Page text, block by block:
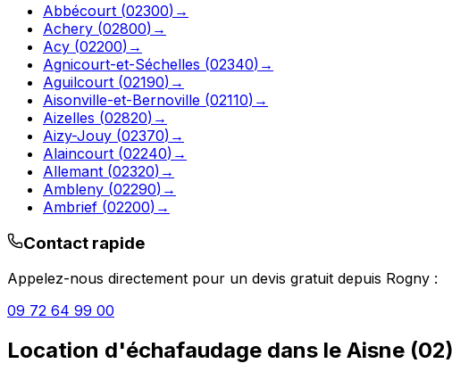
Abbécourt (02300) →
Achery (02800) →
Acy (02200) →
Agnicourt-et-Séchelles (02340) →
Aguilcourt (02190) →
Aisonville-et-Bernoville (02110) →
Aizelles (02820) →
Aizy-Jouy (02370) →
Alaincourt (02240) →
Allemant (02320) →
Ambleny (02290) →
Ambrief (02200) →
Contact rapide
Appelez-nous directement pour un devis gratuit depuis Rogny :
09 72 64 99 00
Location d'échafaudage dans le Aisne (02)